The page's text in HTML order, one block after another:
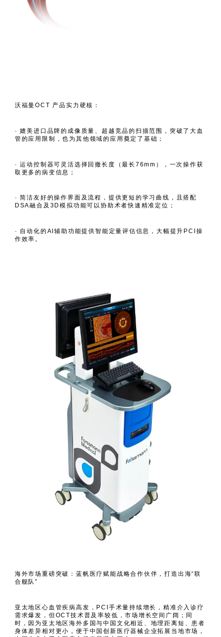
沃福曼OCT 产品实力硬核：
· 媲美进口品牌的成像质量、超越竞品的扫描范围，突破了大血
管的应用限制，也为其他领域的应用奠定了基础；
· 运动控制器可灵活选择回撤长度（最长76mm），一次操作获
取更多的病变信息；
· 简洁友好的操作界面及流程，提供更短的学习曲线，且搭配
DSA融合及3D模拟功能可以协助术者快速精准定位；
· 自动化的AI辅助功能提供智能定量评估信息，大幅提升PCI操
作效率。
海外市场重磅突破：蓝帆医疗赋能战略合作伙伴，打造出海“联
合舰队”
亚太地区心血管疾病高发，PCI手术量持续增长，精准介入诊疗
需求爆发，但OCT技术普及率较低，市场增长空间广阔；同
时，因为亚太地区海外多国与中国文化相近、地理距离短、患者
身体差异相对更小，便于中国创新医疗器械企业拓展当地市场，